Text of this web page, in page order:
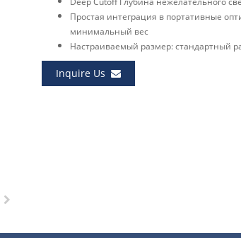
Простая интеграция в портативные
минимальный вес
Настраиваемый размер: стандартный
Inquire Us